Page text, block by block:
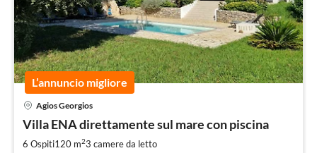
L’annuncio migliore
Agios Georgios
Villa ENA direttamente sul mare con piscina
6 Ospiti120 m23 camere da letto